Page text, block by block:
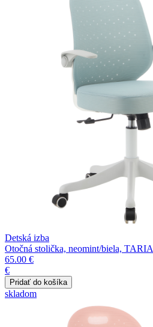
Detská izba
Otočná stolička, neomint/biela, TARIA
65.00 €
€
skladom